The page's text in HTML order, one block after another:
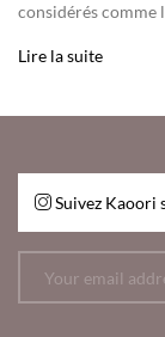
considérés comme
Lire la suite
Suivez Kaoori